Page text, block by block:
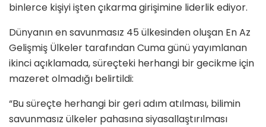
binlerce kişiyi işten çıkarma girişimine liderlik ediyor.
Dünyanın en savunmasız 45 ülkesinden oluşan En Az
Gelişmiş Ülkeler tarafından Cuma günü yayımlanan
ikinci açıklamada, süreçteki herhangi bir gecikme için
mazeret olmadığı belirtildi:
“Bu süreçte herhangi bir geri adım atılması, bilimin
savunmasız ülkeler pahasına siyasallaştırılması